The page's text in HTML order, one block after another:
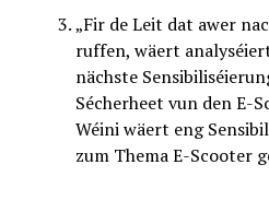
„Fir de Leit dat awer
ruffen, wäert
nächste
Sécherheet vun den E-
Wéini wäert eng
zum Thema E-Scooter